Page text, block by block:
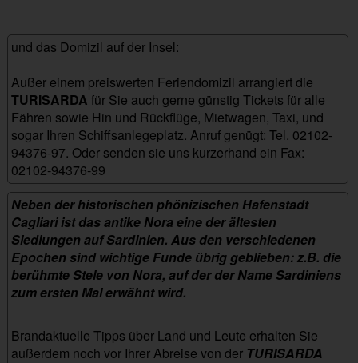
und das Domizil auf der Insel:
Außer einem preiswerten Feriendomizil arrangiert die
TURISARDA für Sie auch gerne günstig Tickets für alle
Fähren sowie Hin und Rückflüge, Mietwagen, Taxi, und
sogar Ihren Schiffsanlegeplatz. Anruf genügt: Tel. 02102-
94376-97. Oder senden sie uns kurzerhand ein Fax:
02102-94376-99
Neben der historischen phönizischen Hafenstadt
Cagliari ist das antike Nora eine der ältesten
Siedlungen auf Sardinien. Aus den verschiedenen
Epochen sind wichtige Funde übrig geblieben: z.B. die
berühmte Stele von Nora, auf der der Name Sardiniens
zum ersten Mal erwähnt wird.
Brandaktuelle Tipps über Land und Leute erhalten Sie
außerdem noch vor Ihrer Abreise von der TURISARDA